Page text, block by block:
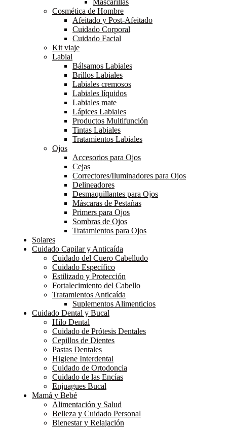
Mascarillas
Cosmética de Hombre
Afeitado y Post-Afeitado
Cuidado Corporal
Cuidado Facial
Kit viaje
Labial
Bálsamos Labiales
Brillos Labiales
Labiales cremosos
Labiales líquidos
Labiales mate
Lápices Labiales
Productos Multifunción
Tintas Labiales
Tratamientos Labiales
Ojos
Accesorios para Ojos
Cejas
Correctores/Iluminadores para Ojos
Delineadores
Desmaquillantes para Ojos
Máscaras de Pestañas
Primers para Ojos
Sombras de Ojos
Tratamientos para Ojos
Solares
Cuidado Capilar y Anticaída
Cuidado del Cuero Cabelludo
Cuidado Específico
Estilizado y Protección
Fortalecimiento del Cabello
Tratamientos Anticaída
Suplementos Alimenticios
Cuidado Dental y Bucal
Hilo Dental
Cuidado de Prótesis Dentales
Cepillos de Dientes
Pastas Dentales
Higiene Interdental
Cuidado de Ortodoncia
Cuidado de las Encías
Enjuagues Bucal
Mamá y Bebé
Alimentación y Salud
Belleza y Cuidado Personal
Bienestar y Relajación